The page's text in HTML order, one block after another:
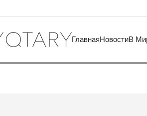
ГлавнаяНовостиВ